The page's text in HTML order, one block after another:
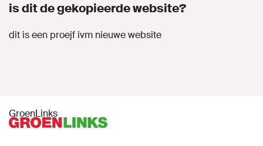
is dit de gekopieerde website?
dit is een proejf ivm nieuwe website
GroenLinks